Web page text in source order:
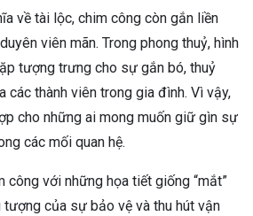
về tài lộc, chim công còn gắn liền
viên mãn. Trong phong thuỷ, hình
tượng trưng cho sự gắn bó, thuỷ
các thành viên trong gia đình. Vì vậy,
cho những ai mong muốn giữ gìn sự
các mối quan hệ.
công với những họa tiết giống “mắt”
của sự bảo vệ và thu hút vận